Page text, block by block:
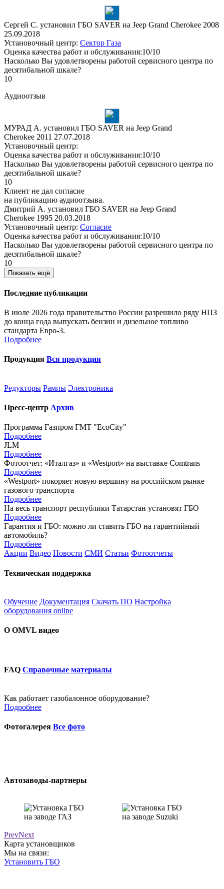
Сергей С. установил ГБО SAVER на Jeep Grand Cherokee 2008
25.09.2018
Установочный центр: Сектор Газа
Оценка качества работ и обслуживания:10/10
Насколько Вы удовлетворены работой сервисного центра по
десятибальной шкале?
10
Аудиоотзыв
МУРАД А. установил ГБО SAVER на Jeep Grand
Cherokee 2011 27.07.2018
Установочный центр:
Оценка качества работ и обслуживания:10/10
Насколько Вы удовлетворены работой сервисного центра по
десятибальной шкале?
10
Клиент не дал согласие
на публикацию аудиоотзыва.
Дмитрий А. установил ГБО SAVER на Jeep Grand
Cherokee 1995 20.03.2018
Установочный центр: Согласие
Оценка качества работ и обслуживания:10/10
Насколько Вы удовлетворены работой сервисного центра по
десятибальной шкале?
10
Показать ещё
Последние публикации
В июле 2026 года правительство России разрешило ряду НПЗ
до конца года выпускать бензин и дизельное топливо
стандарта Евро-3.
Подробнее
Продукция Вся продукция
Редукторы Рампы Электроника
Пресс-центр Архив
Программа Газпром ГМТ "EcoCity"
Подробнее
JLM
Подробнее
Фотоотчет: «Италгаз» и «Westport» на выставке Comtrans
Подробнее
«Westport» покоряет новую вершину на российском рынке
газового транспорта
Подробнее
На весь транспорт республики Татарстан установят ГБО
Подробнее
Гарантия и ГБО: можно ли ставить ГБО на гарантийный
автомобиль?
Подробнее
Акции Видео Новости СМИ Статьи Фотоотчеты
Техническая поддержка
Обучение Документация Скачать ПО Настройка
оборудования online
О OMVL видео
FAQ Справочные материалы
Как работает газобалонное оборудование?
Подробнее
Фотогалерея Все фото
Автозаводы-партнеры
PrevNext
Карта установщиков
Мы на связи:
Установить ГБО